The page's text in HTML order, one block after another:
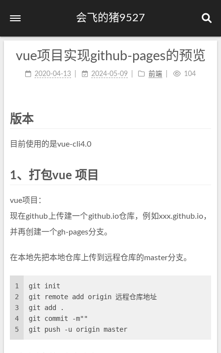
会飞的猪9527
首页
标签
公益 404
vue项目实现github-pages的预览
2020-04-13 2024-05-09 前端 104
版本
目前使用的是vue-cli4.0
1、打包vue 项目
vue项目：
现在github上传建一个github.io仓库，例如xxx.github.io，
并再创建一个gh-pages分支。
在本地先把本地仓库上传到远程仓库的master分支。
1
2
3
4
5
git init
git remote add origin 远程仓库地址
git add .
git commit -m""
git push -u origin master